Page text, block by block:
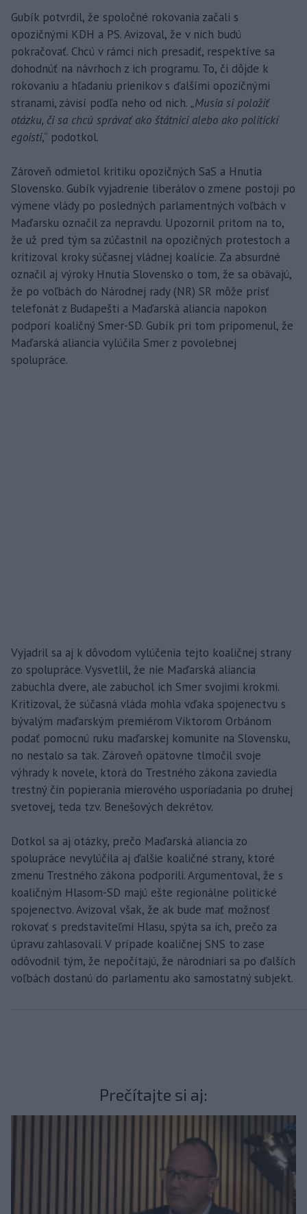
Gubík potvrdil, že spoločné rokovania začali s
opozičnými KDH a PS. Avizoval, že v nich budú
pokračovať. Chcú v rámci nich presadiť, respektíve sa
dohodnúť na návrhoch z ich programu. To, či dôjde k
rokovaniu a hľadaniu prienikov s ďalšími opozičnými
stranami, závisí podľa neho od nich. „Musia si položiť
otázku, či sa chcú správať ako štátnici alebo ako politickí
egoisti,“ podotkol.
Zároveň odmietol kritiku opozičných SaS a Hnutia
Slovensko. Gubík vyjadrenie liberálov o zmene postoji po
výmene vlády po posledných parlamentných voľbách v
Maďarsku označil za nepravdu. Upozornil pritom na to,
že už pred tým sa zúčastnil na opozičných protestoch a
kritizoval kroky súčasnej vládnej koalície. Za absurdné
označil aj výroky Hnutia Slovensko o tom, že sa obávajú,
že po voľbách do Národnej rady (NR) SR môže prísť
telefonát z Budapešti a Maďarská aliancia napokon
podporí koaličný Smer-SD. Gubík pri tom pripomenul, že
Maďarská aliancia vylúčila Smer z povolebnej
spolupráce.
Vyjadril sa aj k dôvodom vylúčenia tejto koaličnej strany
zo spolupráce. Vysvetlil, že nie Maďarská aliancia
zabuchla dvere, ale zabuchol ich Smer svojimi krokmi.
Kritizoval, že súčasná vláda mohla vďaka spojenectvu s
bývalým maďarským premiérom Viktorom Orbánom
podať pomocnú ruku maďarskej komunite na Slovensku,
no nestalo sa tak. Zároveň opätovne tlmočil svoje
výhrady k novele, ktorá do Trestného zákona zaviedla
trestný čin popierania mierového usporiadania po druhej
svetovej, teda tzv. Benešových dekrétov.
Dotkol sa aj otázky, prečo Maďarská aliancia zo
spolupráce nevylúčila aj ďalšie koaličné strany, ktoré
zmenu Trestného zákona podporili. Argumentoval, že s
koaličným Hlasom-SD majú ešte regionálne politické
spojenectvo. Avizoval však, že ak bude mať možnosť
rokovať s predstaviteľmi Hlasu, spýta sa ich, prečo za
úpravu zahlasovali. V prípade koaličnej SNS to zase
odôvodnil tým, že nepočítajú, že národniari sa po ďalších
voľbách dostanú do parlamentu ako samostatný subjekt.
Prečítajte si aj: